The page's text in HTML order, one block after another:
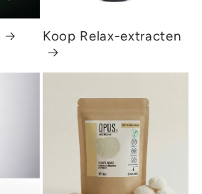
Koop Relax-extracten